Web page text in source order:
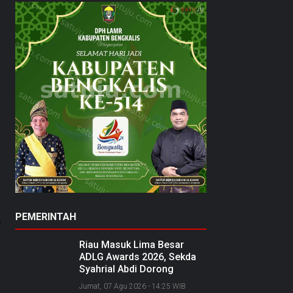
PEMERINTAH
Riau Masuk Lima Besar
ADLG Awards 2026, Sekda
Syahrial Abdi Dorong
Pemerintahan Berbasis Data
Jumat, 07 Agu 2026 - 14:25 WIB